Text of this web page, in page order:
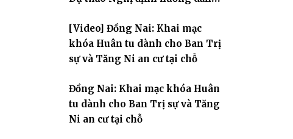
giáo
[Video] Đồng Nai: Khai mạc
khóa Huân tu dành cho Ban Trị
sự và Tăng Ni an cư tại chỗ
Đồng Nai: Khai mạc khóa Huân
tu dành cho Ban Trị sự và Tăng
Ni an cư tại chỗ